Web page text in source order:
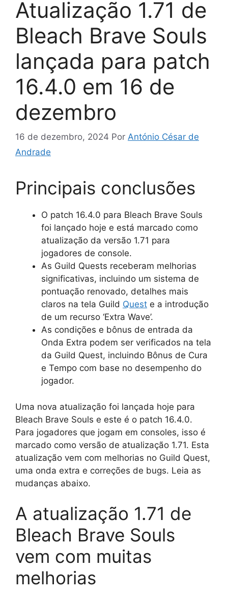
Atualização 1.71 de
Bleach Brave Souls
lançada para patch
16.4.0 em 16 de
dezembro
16 de dezembro, 2024 Por António César de
Andrade
Principais conclusões
O patch 16.4.0 para Bleach Brave Souls
foi lançado hoje e está marcado como
atualização da versão 1.71 para
jogadores de console.
As Guild Quests receberam melhorias
significativas, incluindo um sistema de
pontuação renovado, detalhes mais
claros na tela Guild Quest e a introdução
de um recurso ‘Extra Wave’.
As condições e bônus de entrada da
Onda Extra podem ser verificados na tela
da Guild Quest, incluindo Bônus de Cura
e Tempo com base no desempenho do
jogador.
Uma nova atualização foi lançada hoje para
Bleach Brave Souls e este é o patch 16.4.0.
Para jogadores que jogam em consoles, isso é
marcado como versão de atualização 1.71. Esta
atualização vem com melhorias no Guild Quest,
uma onda extra e correções de bugs. Leia as
mudanças abaixo.
A atualização 1.71 de
Bleach Brave Souls
vem com muitas
melhorias